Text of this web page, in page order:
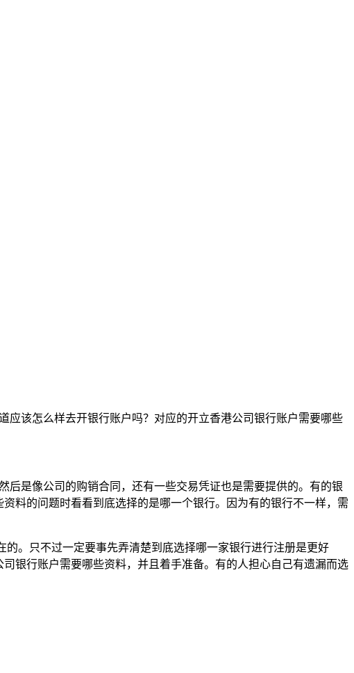
该怎么样去开银行账户吗？对应的开立香港公司银行账户需要哪些
是像公司的购销合同，还有一些交易凭证也是需要提供的。有的银
料的问题时看看到底选择的是哪一个银行。因为有的银行不一样，需
。只不过一定要事先弄清楚到底选择哪一家银行进行注册是更好
银行账户需要哪些资料，并且着手准备。有的人担心自己有遗漏而选